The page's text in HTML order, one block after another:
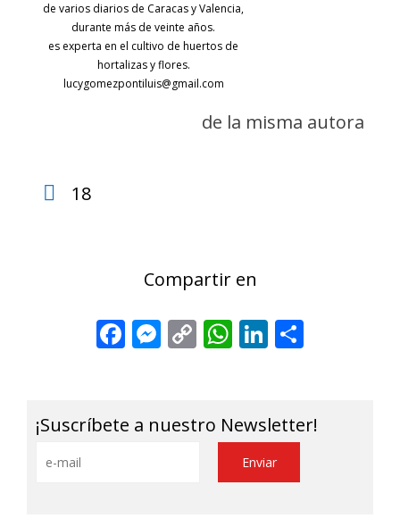
de varios diarios de Caracas y Valencia,
durante más de veinte años.
es experta en el cultivo de huertos de
hortalizas y flores.
lucygomezpontiluis@gmail.com
de la misma autora
18
Compartir en
Facebook
Messenger
CopyWhatsApp
LinkedIn
¡Suscríbete a nuestro Newsletter!